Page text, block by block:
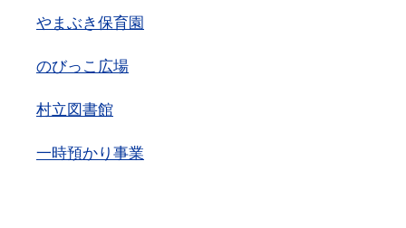
やまぶき保育園
のびっこ広場
村立図書館
一時預かり事業